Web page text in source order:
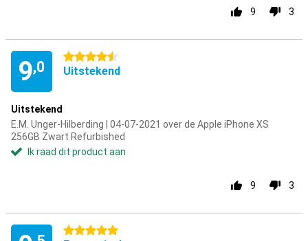
9 3
9,0
4.5 sterren
Uitstekend
Uitstekend
E.M. Unger-Hilberding | 04-07-2021 over de Apple iPhone XS
256GB Zwart Refurbished
Ik raad dit product aan
9 3
5 sterren